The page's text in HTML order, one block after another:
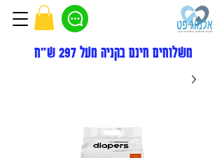
משלוחים חינם בקניה מעל 297 ש"ח